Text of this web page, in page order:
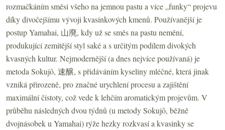
rozmačkáním směsi všeho na jemnou pastu a více „funky“ projevu
díky divočejšímu vývoji kvasinkových kmenů. Používanější je
postup Yamahai, 山廃, kdy už se směs na pastu nemění,
produkující zemitější styl saké a s určitým podílem divokých
kvasných kultur. Nejmodernější (a dnes nejvíce používaná) je
metoda Sokujō, 速醸, s přidáváním kyseliny mléčné, která jinak
vzniká přirozeně, pro značné urychlení procesu a zajištění
maximální čistoty, což vede k lehčím aromatickým projevům. V
průběhu následných dvou týdnů (u metody Sokujō, běžně
dvojnásobek u Yamahai) rýže hezky rozkvasí a kvasinky se